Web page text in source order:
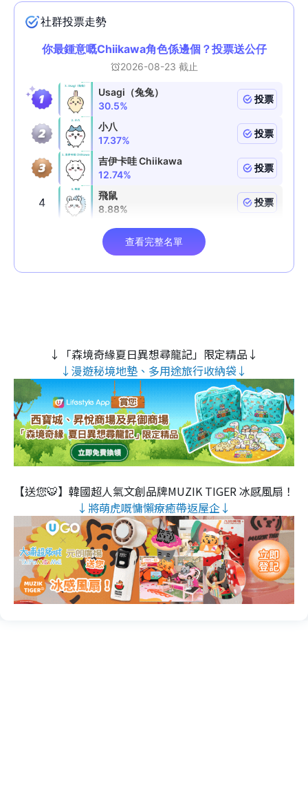
↓「森境奇緣夏日異想尋龍記」限定精品↓
↓漫遊秘境地墊、多用途旅行收納袋↓
【送您🐯】韓國超人氣文創品牌MUZIK TIGER 冰感風扇！
↓將萌虎嘅慵懶療癒帶返屋企↓